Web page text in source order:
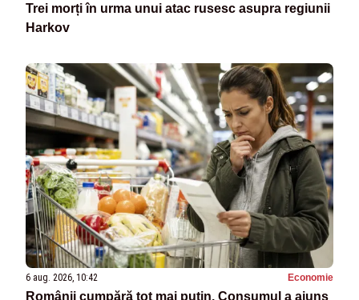
Trei morți în urma unui atac rusesc asupra regiunii
Harkov
6 aug. 2026, 10:42 Economie
Românii cumpără tot mai puțin. Consumul a ajuns